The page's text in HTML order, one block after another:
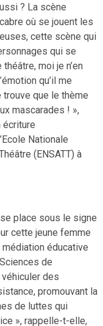
? La scène
où se jouent les
cette scène qui
qui se
moi je n’en
qu’il me
trouve que le thème
mascarades ! »,
écriture
Nationale
(ENSATT) à
place sous le signe
cette jeune femme
éducative
de
véhiculer des
promouvant la
de luttes qui
», rappelle-t-elle,